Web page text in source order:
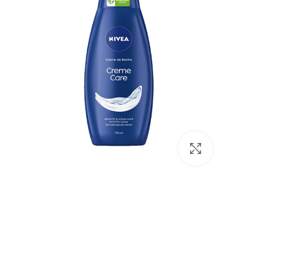
بزرگنمایی تصویر